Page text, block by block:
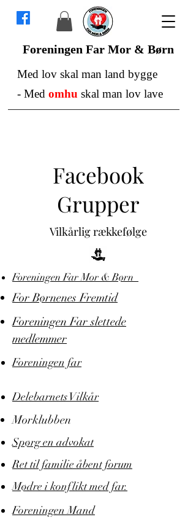
Foreningen Far Mor & Børn
Med lov skal man land bygge
- Med omhu skal man lov lave
Facebook
Grupper
Vilkårlig rækkefølge
Foreningen Far Mor & Børn
For Børnenes Fremtid
Foreningen Far slettede
medlemmer
Foreningen far
Delebarnets Vilkår
Morklubben
Spørg en advokat
Ret til familie åbent forum
Mødre i konflikt med far.
Foreningen Mand